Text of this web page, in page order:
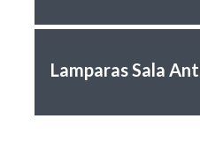
Lamparas Sala